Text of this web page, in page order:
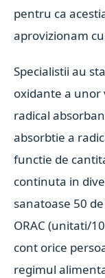
pentru ca
aprovizionam
Specialistii au
oxidante a unor
radical
absorbtie a
functie de
continuta in
sanatoase 50
ORAC (unitati/
cont orice
regimul